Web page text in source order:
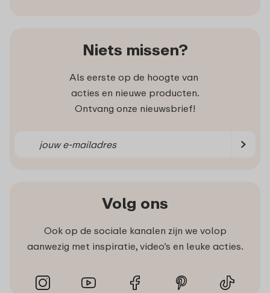
Niets missen?
Als eerste op de hoogte van
acties en nieuwe producten.
Ontvang onze nieuwsbrief!
Volg ons
Ook op de sociale kanalen zijn we volop
aanwezig met inspiratie, video’s en leuke acties.